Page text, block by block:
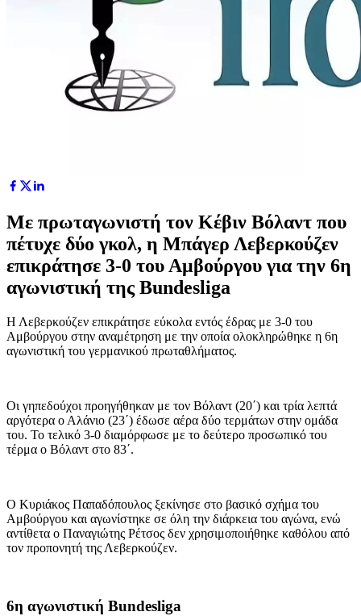
Με πρωταγωνιστή τον Κέβιν Βόλαντ που
πέτυχε δύο γκολ, η Μπάγερ Λεβερκούζεν
επικράτησε 3-0 του Αμβούργου για την 6η
αγωνιστική της Bundesliga
Η Λεβερκούζεν επικράτησε εύκολα εντός έδρας με 3-0 του
Αμβούργου στην αναμέτρηση με την οποία ολοκληρώθηκε η 6η
αγωνιστική του γερμανικού πρωταθλήματος.
Οι γηπεδούχοι προηγήθηκαν με τον Βόλαντ (20΄) και τρία λεπτά
αργότερα ο Αλάνιο (23΄) έδωσε αέρα δύο τερμάτων στην ομάδα
του. Το τελικό 3-0 διαμόρφωσε με το δεύτερο προσωπικό του
τέρμα ο Βόλαντ στο 83΄.
Ο Κυριάκος Παπαδόπουλος ξεκίνησε στο βασικό σχήμα του
Αμβούργου και αγωνίστηκε σε όλη την διάρκεια του αγώνα, ενώ
αντίθετα ο Παναγιώτης Ρέτσος δεν χρησιμοποιήθηκε καθόλου από
τον προπονητή της Λεβερκούζεν.
6η αγωνιστική Bundesliga